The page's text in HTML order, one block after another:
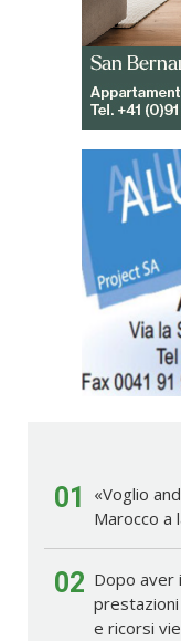
01
«Voglio
Marocco a
02 Dopo aver
e ricorsi